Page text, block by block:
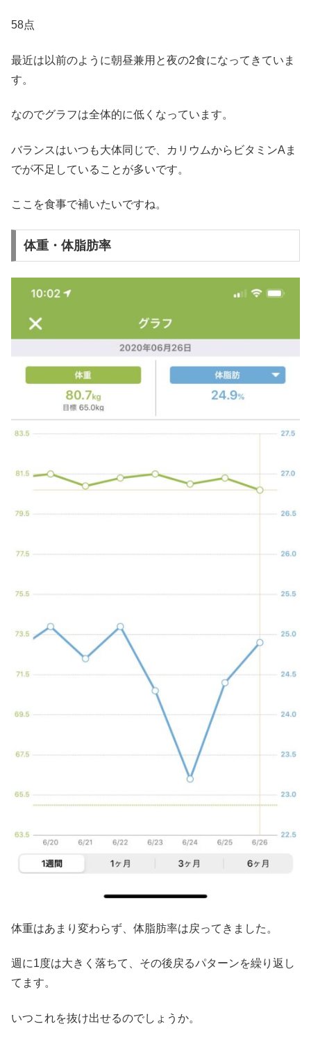
58点
最近は以前のように朝昼兼用と夜の2食になってきていま
す。
なのでグラフは全体的に低くなっています。
バランスはいつも大体同じで、カリウムからビタミンAま
でが不足していることが多いです。
ここを食事で補いたいですね。
体重・体脂肪率
体重はあまり変わらず、体脂肪率は戻ってきました。
週に1度は大きく落ちて、その後戻るパターンを繰り返し
てます。
いつこれを抜け出せるのでしょうか。